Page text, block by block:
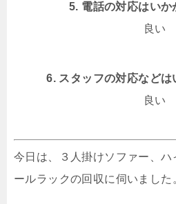
5. 電話の対応はいか
良い
6. スタッフの対応などは
良い
今日は、３人掛けソファー、
ールラックの回収に伺いました